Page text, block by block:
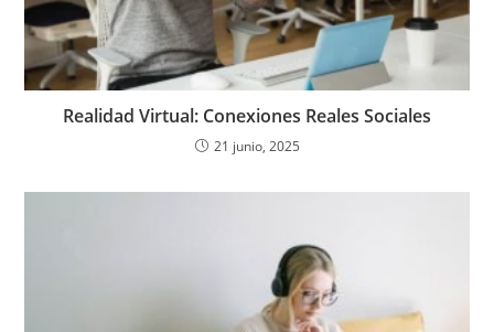
Realidad Virtual: Conexiones Reales Sociales
21 junio, 2025